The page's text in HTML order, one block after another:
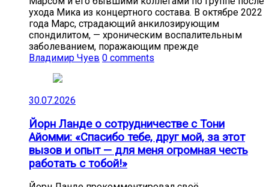
ухода Мика из концертного состава. В октябре 2022
года Марс, страдающий анкилозирующим
спондилитом, — хроническим воспалительным
заболеванием, поражающим прежде
Владимир Чуев 0 comments
30.07.2026
Йорн Ланде о сотрудничестве с Тони
Айомми: «Спасибо тебе, друг мой, за этот
вызов и опыт — для меня огромная честь
работать с тобой!»